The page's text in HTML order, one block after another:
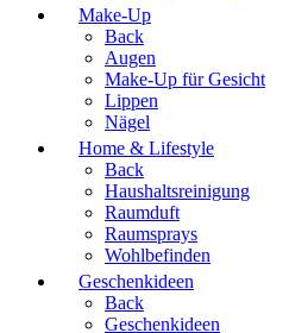
Make-Up
Back
Augen
Make-Up für Gesicht
Lippen
Nägel
Home & Lifestyle
Back
Haushaltsreinigung
Raumduft
Raumsprays
Wohlbefinden
Geschenkideen
Back
Geschenkideen